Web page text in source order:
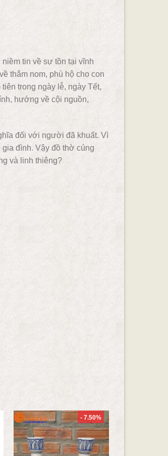
tin về sự tồn tại vĩnh
thǎm nom, phù hộ cho con
trong ngày lễ, ngày Tết,
hướng về cội nguồn,
đối với người đã khuất. Vì
đình. Vậy đồ thờ cúng
và linh thiêng?
- 7.50%